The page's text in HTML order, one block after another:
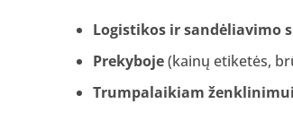
Logistikos ir sandėliavimo
Prekyboje(kainų etiketės,
Trumpalaikiam ženklinimui